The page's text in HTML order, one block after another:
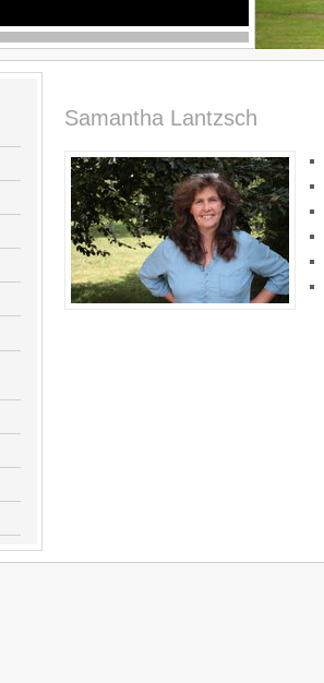
Samantha Lantzsch